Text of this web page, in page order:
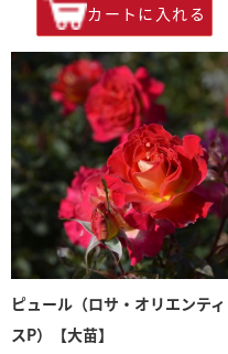
カートに入れる
ピュール（ロサ・オリエンティ
スP）【大苗】